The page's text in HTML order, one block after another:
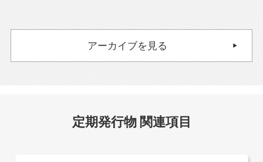
アーカイブを見る
定期発行物 関連項目